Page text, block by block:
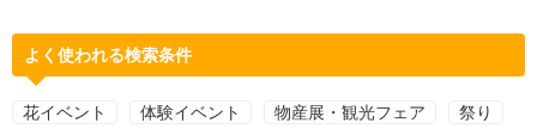
よく使われる検索条件
花イベント 体験イベント 物産展・観光フェア 祭り